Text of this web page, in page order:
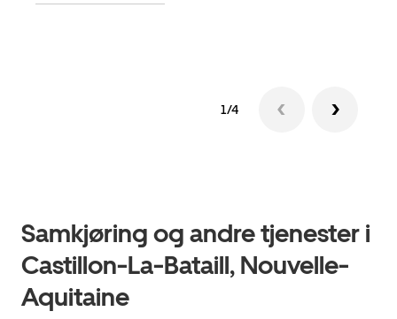
1/4
Samkjøring og andre tjenester i
Castillon-La-Bataill, Nouvelle-
Aquitaine